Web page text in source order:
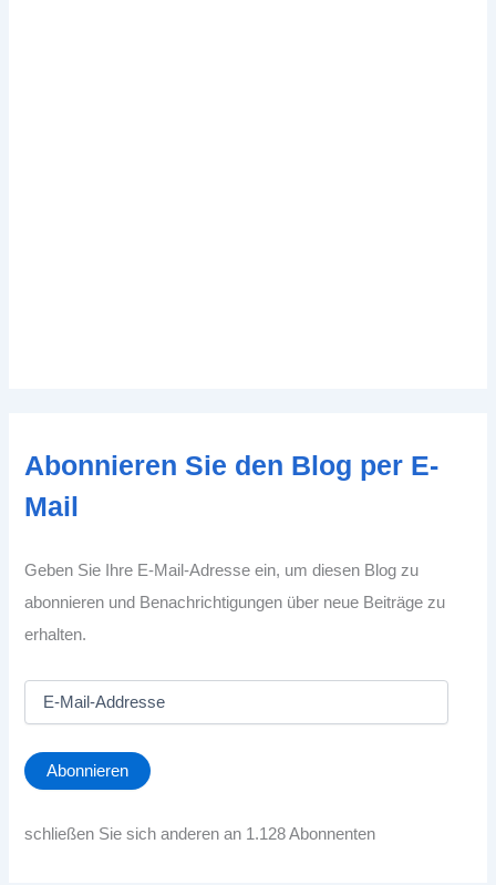
Abonnieren Sie den Blog per E-
Mail
Geben Sie Ihre E-Mail-Adresse ein, um diesen Blog zu
abonnieren und Benachrichtigungen über neue Beiträge zu
erhalten.
a
i
A
Abonnieren
schließen Sie sich anderen an 1.128 Abonnenten